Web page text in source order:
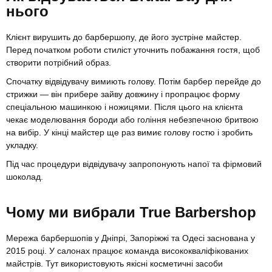
нього
Клієнт вирушить до барбершопу, де його зустріне майстер.
Перед початком роботи стиліст уточнить побажання гостя, щоб
створити потрібний образ.
Спочатку відвідувачу вимиють голову. Потім барбер перейде до
стрижки — він прибере зайву довжину і пропрацює форму
спеціальною машинкою і ножицями. Після цього на клієнта
чекає моделювання бороди або гоління небезпечною бритвою
на вибір. У кінці майстер ще раз вимиє голову гостю і зробить
укладку.
Під час процедури відвідувачу запропонують напої та фірмовий
шоколад.
Чому ми вибрали True Barbershop
Мережа барбершопів у Дніпрі, Запоріжжі та Одесі заснована у
2015 році. У салонах працює команда висококваліфікованих
майстрів. Тут використовують якісні косметичні засоби